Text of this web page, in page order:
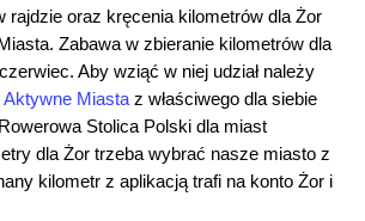
rajdzie oraz kręcenia kilometrów dla Żor
Zabawa w zbieranie kilometrów dla
Aby wziąć w niej udział należy
Aktywne Miastaz właściwego dla siebie
Stolica Polski dla miast
dla Żor trzeba wybrać nasze miasto z
kilometr z aplikacją trafi na konto Żor i